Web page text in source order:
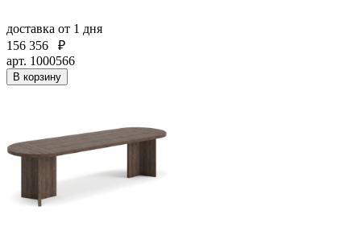
доставка от 1 дня
156 356
₽
арт. 1000566
В корзину